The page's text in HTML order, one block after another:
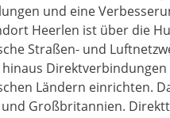
und eine
Heerlen ist über die
Straßen- und
Direktverbindungen
Ländern einrichten.
Großbritannien.